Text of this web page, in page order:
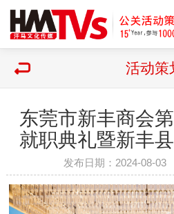
活动策
东莞市新丰商会
就职典礼暨新丰
发布日期：2024-08-